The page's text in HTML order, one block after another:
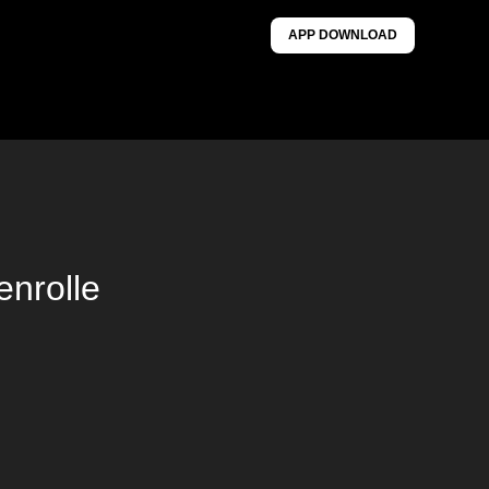
APP DOWNLOAD